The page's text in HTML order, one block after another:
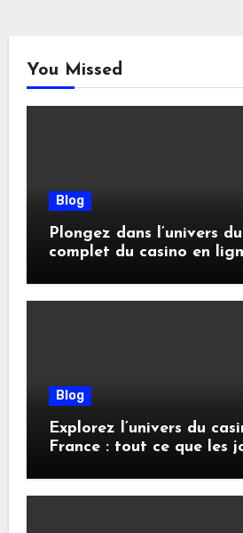
You Missed
Blog
Plongez dans l’univers
complet du casino en
Blog
Explorez l’univers du
France : tout ce que les